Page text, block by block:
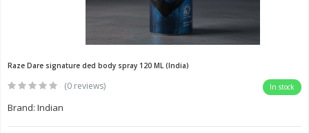
Raze Dare signature ded body spray 120 ML (India)
(0 reviews) In stock
Brand: Indian